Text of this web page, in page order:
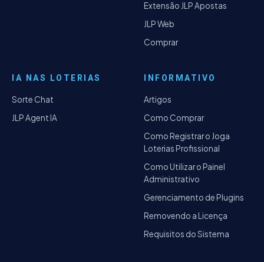
Extensão JLP Apostas
JLP Web
Comprar
IA NAS LOTERIAS
Sorte Chat
JLP Agent IA
INFORMATIVO
Artigos
Como Comprar
Como Registrar o Joga
Loterias Profissional
Como Utilizar o Painel
Administrativo
Gerenciamento de Plugins
Removendo a Licença
Requisitos do Sistema